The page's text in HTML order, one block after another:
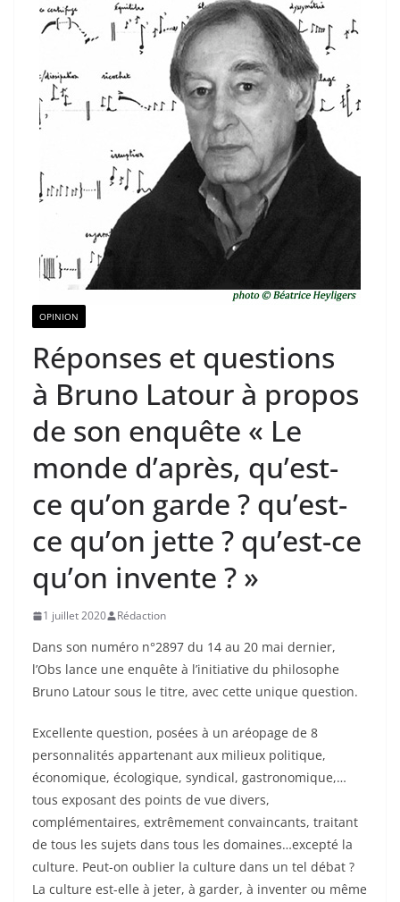
OPINION
Réponses et questions
à Bruno Latour à propos
de son enquête « Le
monde d’après, qu’est-
ce qu’on garde ? qu’est-
ce qu’on jette ? qu’est-ce
qu’on invente ? »
1 juillet 2020 Rédaction
Dans son numéro n°2897 du 14 au 20 mai dernier,
l’Obs lance une enquête à l’initiative du philosophe
Bruno Latour sous le titre, avec cette unique question.
Excellente question, posées à un aréopage de 8
personnalités appartenant aux milieux politique,
économique, écologique, syndical, gastronomique,…
tous exposant des points de vue divers,
complémentaires, extrêmement convaincants, traitant
de tous les sujets dans tous les domaines…excepté la
culture. Peut-on oublier la culture dans un tel débat ?
La culture est-elle à jeter, à garder, à inventer ou même